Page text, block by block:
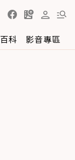
科 影音專區